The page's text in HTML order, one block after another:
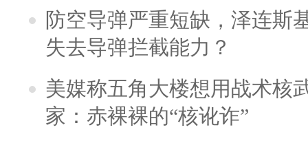
防空导弹严重短缺，泽连斯
失去导弹拦截能力？
美媒称五角大楼想用战术核
家：赤裸裸的“核讹诈”